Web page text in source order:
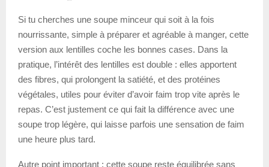
Si tu cherches une soupe minceur qui soit à la fois
nourrissante, simple à préparer et agréable à manger, cette
version aux lentilles coche les bonnes cases. Dans la
pratique, l’intérêt des lentilles est double : elles apportent
des fibres, qui prolongent la satiété, et des protéines
végétales, utiles pour éviter d’avoir faim trop vite après le
repas. C’est justement ce qui fait la différence avec une
soupe trop légère, qui laisse parfois une sensation de faim
une heure plus tard.
Autre point important : cette soupe reste équilibrée sans